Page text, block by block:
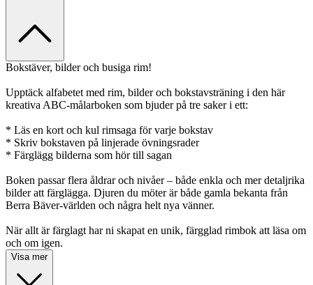
Bokstäver, bilder och busiga rim!
Upptäck alfabetet med rim, bilder och bokstavsträning i den här
kreativa ABC-målarboken som bjuder på tre saker i ett:
* Läs en kort och kul rimsaga för varje bokstav
* Skriv bokstaven på linjerade övningsrader
* Färglägg bilderna som hör till sagan
Boken passar flera åldrar och nivåer – både enkla och mer detaljrika
bilder att färglägga. Djuren du möter är både gamla bekanta från
Berra Bäver-världen och några helt nya vänner.
När allt är färglagt har ni skapat en unik, färgglad rimbok att läsa om
och om igen.
Visa mer